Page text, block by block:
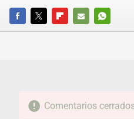
FACEBOOKTWITTERFLIPBOARD
E-
WHATSAPP
Comentarios